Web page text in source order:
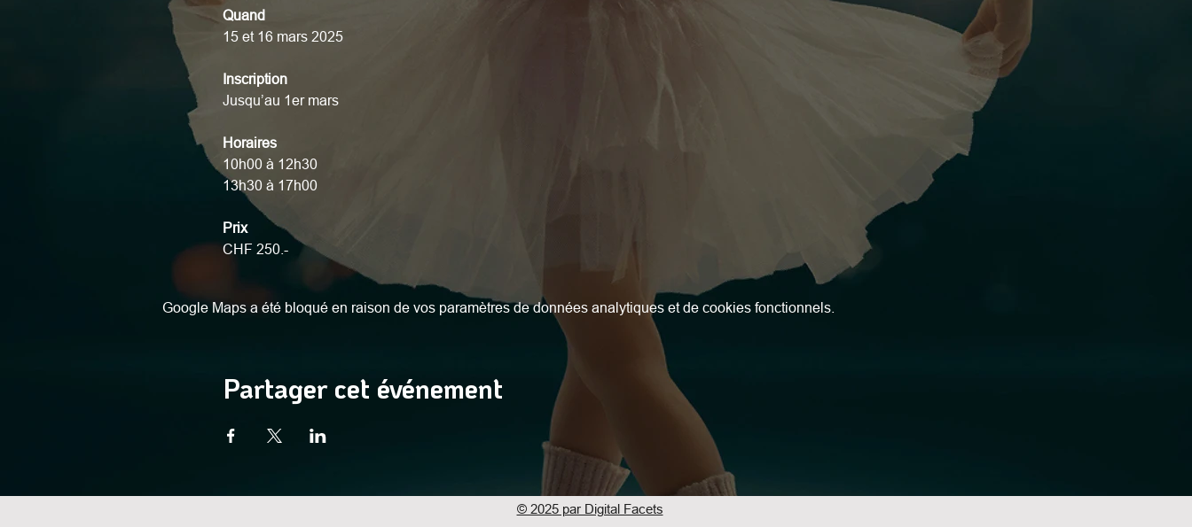
Quand
15 et 16 mars 2025
Inscription
Jusqu’au 1er mars
Horaires
10h00 à 12h30
13h30 à 17h00
Prix
CHF 250.-
Google Maps a été bloqué en raison de vos paramètres de données analytiques et de cookies fonctionnels.
Partager cet événement
© 2025 par Digital Facets